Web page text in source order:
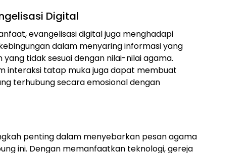
Digital
evangelisasi digital juga menghadapi
dalam menyaring informasi yang
tidak sesuai dengan nilai-nilai agama.
interaksi tatap muka juga dapat membuat
terhubung secara emosional dengan
penting dalam menyebarkan pesan agama
ini. Dengan memanfaatkan teknologi, gereja